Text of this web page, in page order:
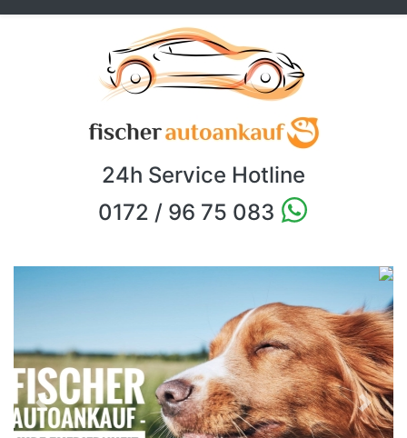
24h Service Hotline
0172 / 96 75 083
Next
Ankauf von Gebrauchtwagen,
Ihre Vorteile mit Fischer
Autoankauf